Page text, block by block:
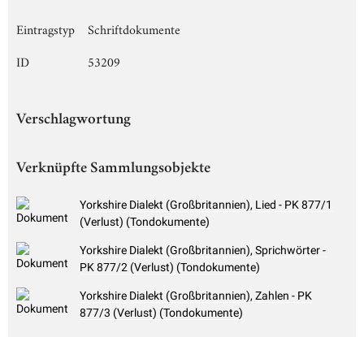
Eintragstyp
Schriftdokumente
ID
53209
Verschlagwortung
Verknüpfte Sammlungsobjekte
Yorkshire Dialekt (Großbritannien), Lied - PK 877/1
(Verlust) (Tondokumente)
Yorkshire Dialekt (Großbritannien), Sprichwörter -
PK 877/2 (Verlust) (Tondokumente)
Yorkshire Dialekt (Großbritannien), Zahlen - PK
877/3 (Verlust) (Tondokumente)